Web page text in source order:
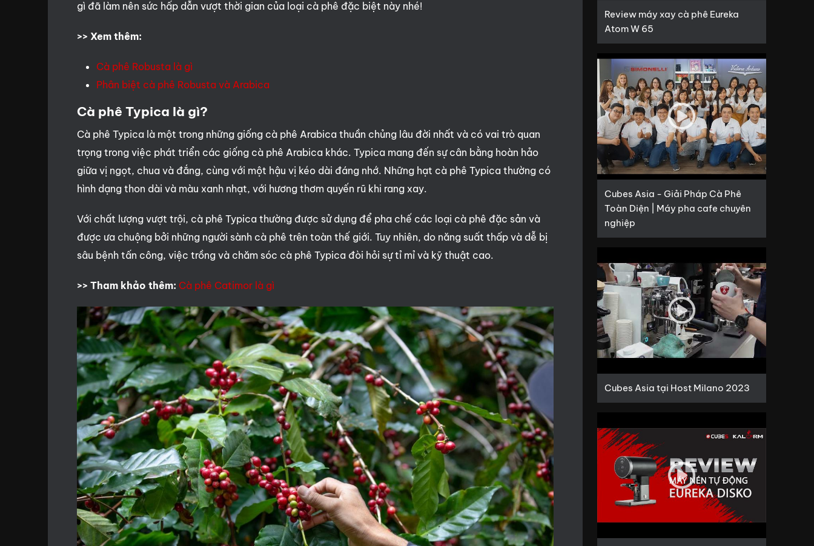
gì đã làm nên sức hấp dẫn vượt thời gian của loại cà phê đặc biệt này nhé!
>> Xem thêm:
Cà phê Robusta là gì
Phân biệt cà phê Robusta và Arabica
Cà phê Typica là gì?
Cà phê Typica là một trong những giống cà phê Arabica thuần chủng lâu đời nhất và có vai trò quan
trọng trong việc phát triển các giống cà phê Arabica khác. Typica mang đến sự cân bằng hoàn hảo
giữa vị ngọt, chua và đắng, cùng với một hậu vị kéo dài đáng nhớ. Những hạt cà phê Typica thường có
hình dạng thon dài và màu xanh nhạt, với hương thơm quyến rũ khi rang xay.
Với chất lượng vượt trội, cà phê Typica thường được sử dụng để pha chế các loại cà phê đặc sản và
được ưa chuộng bởi những người sành cà phê trên toàn thế giới. Tuy nhiên, do năng suất thấp và dễ bị
sâu bệnh tấn công, việc trồng và chăm sóc cà phê Typica đòi hỏi sự tỉ mỉ và kỹ thuật cao.
>> Tham khảo thêm: Cà phê Catimor là gì
Review máy xay cà phê Eureka
Atom W 65
Cubes Asia - Giải Pháp Cà Phê
Toàn Diện | Máy pha cafe chuyên
nghiệp
Cubes Asia tại Host Milano 2023